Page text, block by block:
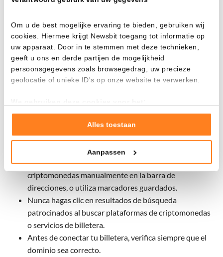
Om u de best mogelijke ervaring te bieden, gebruiken wij
cookies. Hiermee krijgt Newsbit toegang tot informatie op
uw apparaat. Door in te stemmen met deze technieken,
geeft u ons en derde partijen de mogelijkheid
persoonsgegevens zoals browsegedrag, uw precieze
geolocatie of unieke ID's op onze website te verwerken.
Goed laten functioneren van deze website
Verzamelen van gebruiksstatistieken
Tonen en meten van relevante advertenties
Klik hieronder om ons toestemming te geven om deze
maak gedetailleerde keuzes, waaronder het maken van
bezwaar tegen bedrijven die persoonsgegevens verwerken
op basis van gerechtvaardigd belang. U kunt uw privacy-
instellingen te allen tijde inzien en bijwerken door op de
tekst 'cookies' te klikken onderaan de pagina. Voor meer
informatie: zie ons
privacy - en cookiestatement
Alles toestaan
Aanpassen
aplicaciones y sitios web de criptomonedas conocidos. En
segundo plano, el tráfico de internet se dirige a través de
servidores de los atacantes, lo que les permite acceder a
datos de billeteras y transacciones.
Expertos en ciberseguridad ofrecen consejos concretos a
los inversores en criptomonedas para evitar este tipo de
ataques:
Escribe siempre la URL de las plataformas de
criptomonedas manualmente en la barra de
direcciones, o utiliza marcadores guardados.
Nunca hagas clic en resultados de búsqueda
patrocinados al buscar plataformas de criptomonedas
o servicios de billetera.
Antes de conectar tu billetera, verifica siempre que el
dominio sea correcto.